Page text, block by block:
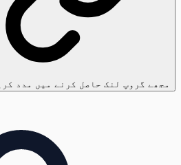
مجھے گروپ لنک حاصل کرنے میں مدد